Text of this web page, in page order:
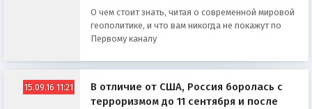
О чем стоит знать, читая о современной мировой
геополитике, и что вам никогда не покажут по
Первому каналу
15.09.16 11:21
В отличие от США, Россия боролась с
терроризмом до 11 сентября и после